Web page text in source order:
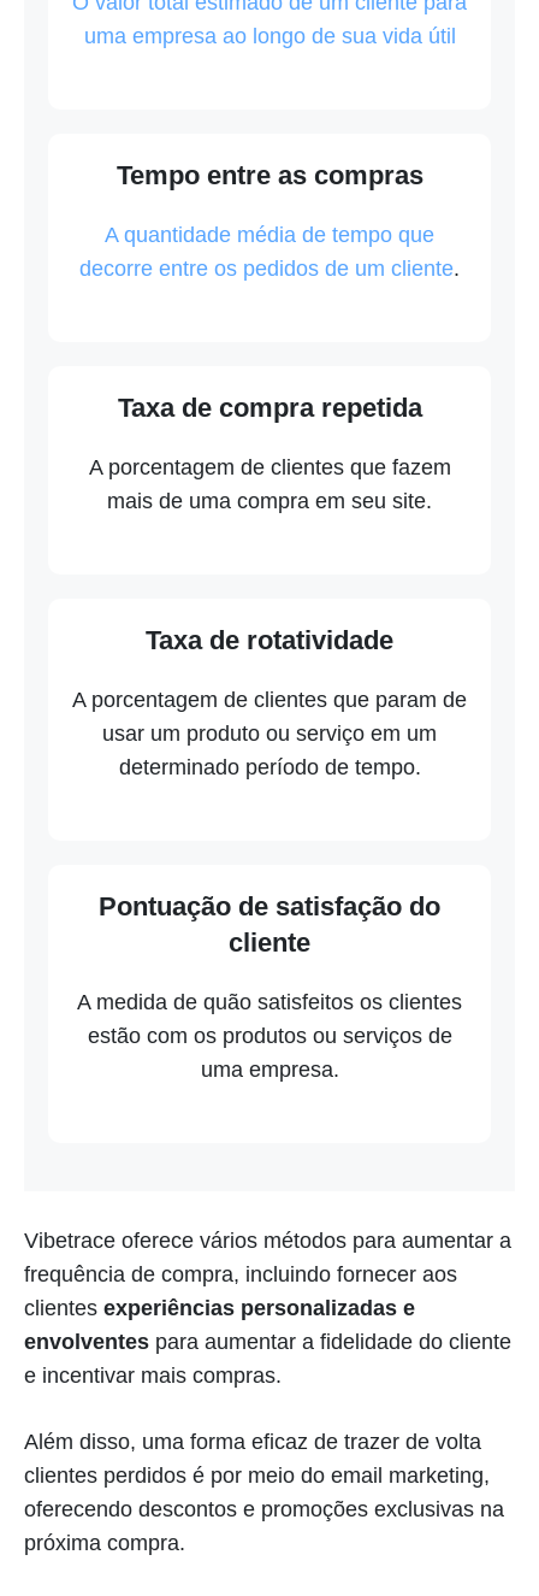
uma empresa ao longo de sua vida útil
Tempo entre as compras
A quantidade média de tempo que
decorre entre os pedidos de um cliente.
Taxa de compra repetida
A porcentagem de clientes que fazem
mais de uma compra em seu site.
Taxa de rotatividade
A porcentagem de clientes que param de
usar um produto ou serviço em um
determinado período de tempo.
Pontuação de satisfação do
cliente
A medida de quão satisfeitos os clientes
estão com os produtos ou serviços de
uma empresa.
Vibetrace oferece vários métodos para aumentar a
frequência de compra, incluindo fornecer aos
clientes experiências personalizadas e
envolventes para aumentar a fidelidade do cliente
e incentivar mais compras.
Além disso, uma forma eficaz de trazer de volta
clientes perdidos é por meio do email marketing,
oferecendo descontos e promoções exclusivas na
próxima compra.